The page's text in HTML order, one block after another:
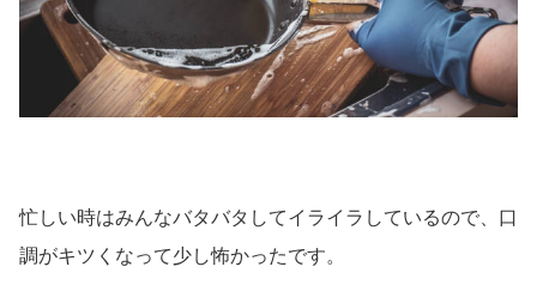
忙しい時はみんなバタバタしてイライラしているので、口
調がキツくなって少し怖かったです。